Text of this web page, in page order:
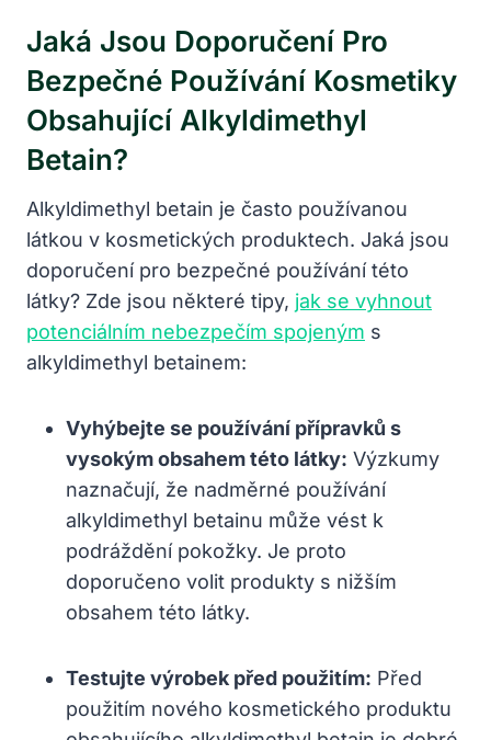
Jaká Jsou Doporučení Pro
Bezpečné Používání Kosmetiky
Obsahující Alkyldimethyl
Betain?
Alkyldimethyl betain je často používanou
látkou v kosmetických produktech. Jaká jsou
doporučení pro bezpečné používání této
látky? Zde jsou některé tipy, jak se vyhnout
potenciálním nebezpečím spojeným s
alkyldimethyl betainem:
Vyhýbejte se používání přípravků s
vysokým obsahem této látky: Výzkumy
naznačují, že nadměrné používání
alkyldimethyl betainu může vést k
podráždění pokožky. Je proto
doporučeno volit produkty s nižším
obsahem této látky.
Testujte výrobek před použitím: Před
použitím nového kosmetického produktu